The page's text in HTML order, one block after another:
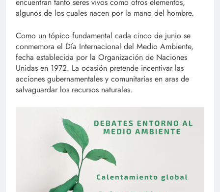
algunos de los cuales nacen por la mano del hombre.
Como un tópico fundamental cada cinco de junio se
conmemora el Día Internacional del Medio Ambiente,
fecha establecida por la Organización de Naciones
Unidas en 1972. La ocasión pretende incentivar las
acciones gubernamentales y comunitarias en aras de
salvaguardar los recursos naturales.